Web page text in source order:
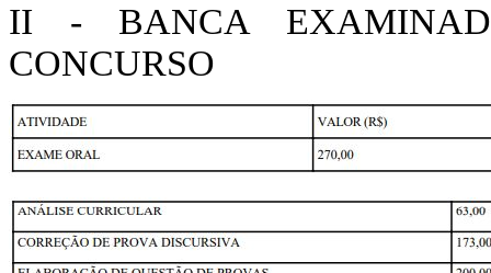
II - BANCA
CONCURSO